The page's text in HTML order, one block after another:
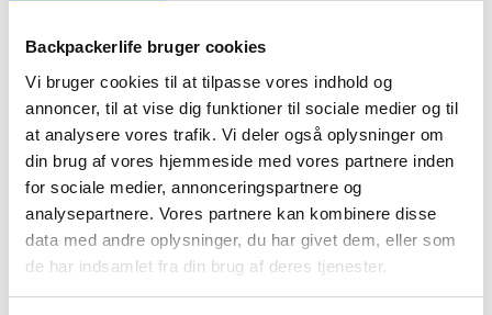
Backpackerlife bruger cookies
Vi bruger cookies til at tilpasse vores indhold og
annoncer, til at vise dig funktioner til sociale medier og til
at analysere vores trafik. Vi deler også oplysninger om
din brug af vores hjemmeside med vores partnere inden
for sociale medier, annonceringspartnere og
analysepartnere. Vores partnere kan kombinere disse
data med andre oplysninger, du har givet dem, eller som
de har indsamlet fra din brug af deres tjenester.
BESKRIVELSE
YDERLIGERE INFORMATION
BRAND
FAQ
Denne day bag er fra det populære amerikanske mærke
Klymit, som er kendte for deres letvægt udstyr og outdoor
gear til vandring og survival. Med denne daypack viser de
endnu engang, at de producerer solide letvægts produkter.